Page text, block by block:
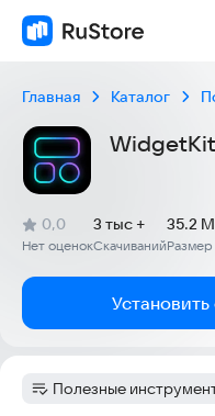
Главная Каталог
WidgetKit
Рейтинг:
0,0
(
Нет оценок
)
Скачиваний
3 тыс +
Размер
35.2
Категория:
Полезные